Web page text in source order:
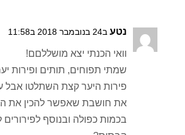
נטע ב24 בנובמבר 2018 ב11:58
וואי הכנתי יצא מושללםם!
שמתי תפוחים, תותים ופירות
פירות היער קצת השתלטו אבל
את חושבת שאפשר להכין את
בכמות כפולה ובנוסף